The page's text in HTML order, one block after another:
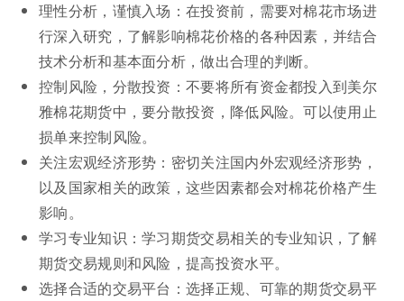
理性分析，谨慎入场：在投资前，需要对棉花市场进
行深入研究，了解影响棉花价格的各种因素，并结合
技术分析和基本面分析，做出合理的判断。
控制风险，分散投资：不要将所有资金都投入到美尔
雅棉花期货中，要分散投资，降低风险。可以使用止
损单来控制风险。
关注宏观经济形势：密切关注国内外宏观经济形势，
以及国家相关的政策，这些因素都会对棉花价格产生
影响。
学习专业知识：学习期货交易相关的专业知识，了解
期货交易规则和风险，提高投资水平。
选择合适的交易平台：选择正规、可靠的期货交易平